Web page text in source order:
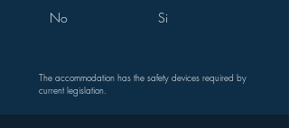
No Si
The accommodation has the safety devices required by
current legislation.